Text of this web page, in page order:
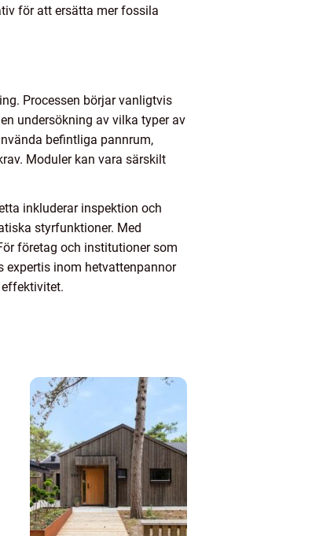
för att ersätta mer fossila
Processen börjar vanligtvis
undersökning av vilka typer av
befintliga pannrum,
Moduler kan vara särskilt
inkluderar inspektion och
styrfunktioner. Med
företag och institutioner som
expertis inom hetvattenpannor